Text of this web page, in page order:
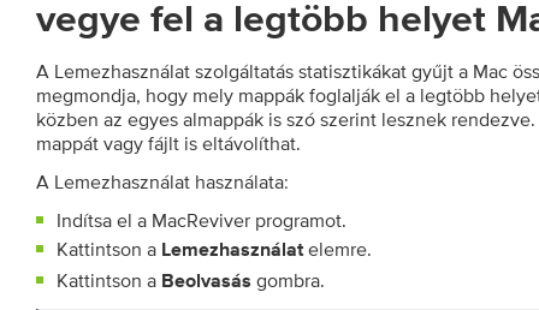
vegye fel a legtöbb helyet
A Lemezhasználat szolgáltatás statisztikákat gyűjt a Mac
megmondja, hogy mely mappák foglalják el a legtöbb
közben az egyes almappák is szó szerint lesznek
mappát vagy fájlt is eltávolíthat.
A Lemezhasználat használata:
Indítsa el a MacReviver programot.
Kattintson a Lemezhasználat elemre.
Kattintson a Beolvasás gombra.